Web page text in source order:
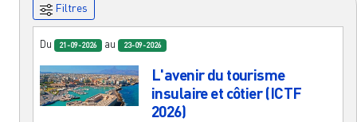
Filtres
Du 21-09-2026 au 23-09-2026
L'avenir du tourisme
insulaire et côtier (ICTF
2026)